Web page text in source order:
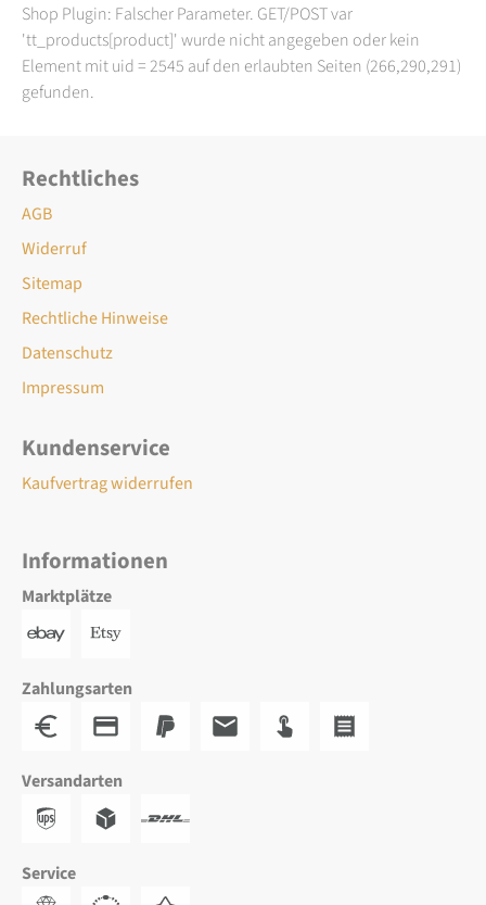
Shop Plugin: Falscher Parameter. GET/POST var
'tt_products[product]' wurde nicht angegeben oder kein
Element mit uid = 2545 auf den erlaubten Seiten (266,290,291)
gefunden.
Rechtliches
AGB
Widerruf
Sitemap
Rechtliche Hinweise
Datenschutz
Impressum
Kundenservice
Kaufvertrag widerrufen
Informationen
Marktplätze
Zahlungsarten
Versandarten
Service